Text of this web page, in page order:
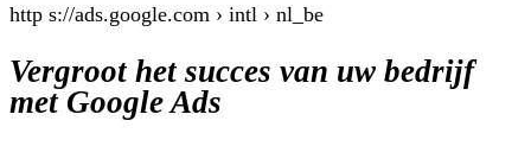
http s://ads.google.com › intl › nl_be
Vergroot het succes van uw bedrijf
met Google Ads